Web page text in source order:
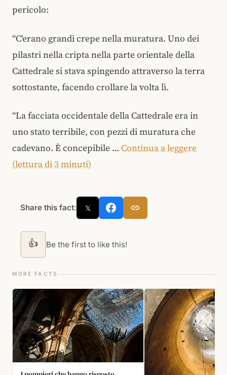
pericolo:
“C'erano grandi crepe nella muratura. Uno dei
pilastri nella cripta nella parte orientale della
Cattedrale si stava spingendo attraverso la terra
sottostante, facendo crollare la volta lì.
“La facciata occidentale della Cattedrale era in
uno stato terribile, con pezzi di muratura che
cadevano. È concepibile … Continua a leggere
(lettura di 3 minuti)
Share this fact: 𝕏
👍 Be the first to like this!
MORE FACTS